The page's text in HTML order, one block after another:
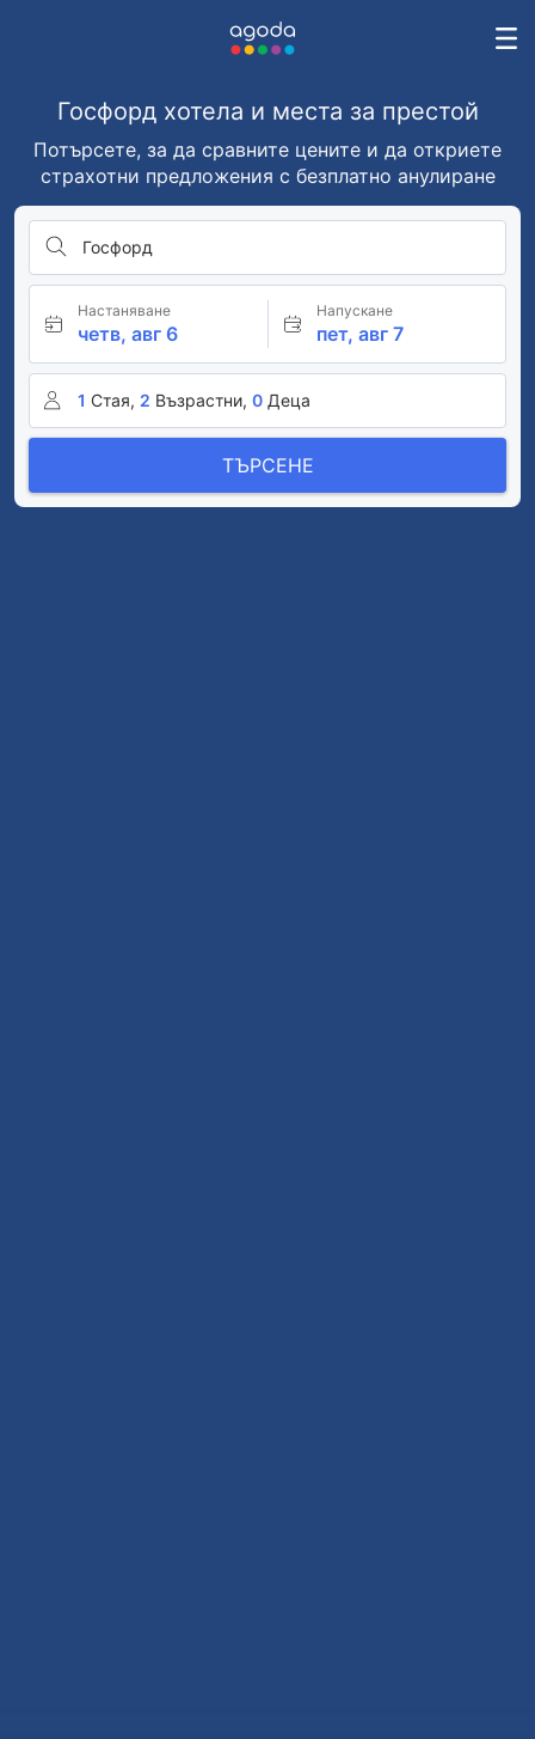
Госфорд хотела и места за престой
Потърсете, за да сравните цените и да откриете
страхотни предложения с безплатно анулиране
Госфорд
Настаняване
четв, авг 6
Напускане
пет, авг 7
1 Стая, 2 Възрастни, 0 Деца
ТЪРСЕНЕ